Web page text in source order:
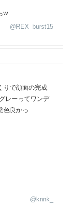
w
@REX_burst15
りで顔面の完成
レーってワンデ
色良かっ
@knnk_